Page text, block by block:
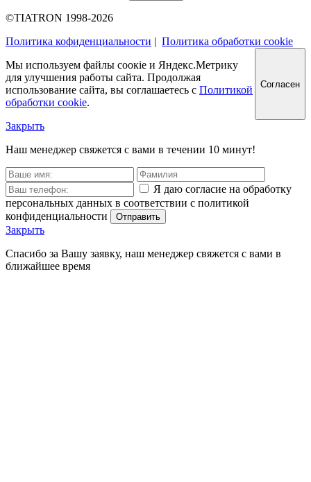
©TIATRON 1998-2026
Политика кофиденциальности
Политика обработки cookie
Мы используем файлы соокіе и Яндекс.Метрику
для улучшения работы сайта. Продолжая
использование сайта, вы соглашаетесь с Политикой
обработки cookie.
Согласен
Закрыть
Наш менеджер свяжется с вами в течении 10 минут!
Я даю согласие на обработку
персональных данных в соответствии с политикой
конфиденциальности
Отправить
Закрыть
Спасибо за Вашу заявку, наш менеджер свяжется с вами в
ближайшее время